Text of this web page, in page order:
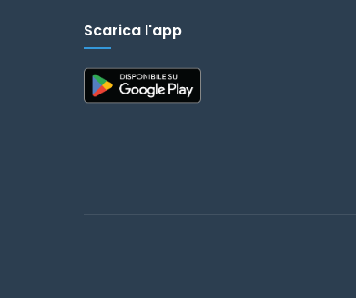
Scarica l'app